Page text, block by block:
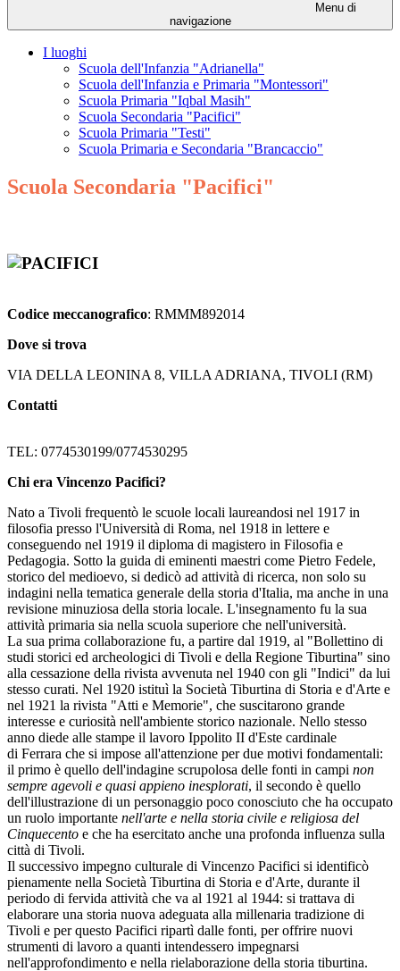
Menu di
navigazione
I luoghi
Scuola dell'Infanzia "Adrianella"
Scuola dell'Infanzia e Primaria "Montessori"
Scuola Primaria "Iqbal Masih"
Scuola Secondaria "Pacifici"
Scuola Primaria "Testi"
Scuola Primaria e Secondaria "Brancaccio"
Scuola Secondaria "Pacifici"
Codice meccanografico: RMMM892014
Dove si trova
VIA DELLA LEONINA 8, VILLA ADRIANA, TIVOLI (RM)
Contatti
TEL: 0774530199/0774530295
Chi era Vincenzo Pacifici?
Nato a Tivoli frequentò le scuole locali laureandosi nel 1917 in
filosofia presso l'Università di Roma, nel 1918 in lettere e
conseguendo nel 1919 il diploma di magistero in Filosofia e
Pedagogia. Sotto la guida di eminenti maestri come Pietro Fedele,
storico del medioevo, si dedicò ad attività di ricerca, non solo su
indagini nella tematica generale della storia d'Italia, ma anche in una
revisione minuziosa della storia locale. L'insegnamento fu la sua
attività primaria sia nella scuola superiore che nell'università.
La sua prima collaborazione fu, a partire dal 1919, al "Bollettino di
studi storici ed archeologici di Tivoli e della Regione Tiburtina" sino
alla cessazione della rivista avvenuta nel 1940 con gli "Indici" da lui
stesso curati. Nel 1920 istituì la Società Tiburtina di Storia e d'Arte e
nel 1921 la rivista "Atti e Memorie", che suscitarono grande
interesse e curiosità nell'ambiente storico nazionale. Nello stesso
anno diede alle stampe il lavoro Ippolito II d'Este cardinale
di Ferrara che si impose all'attenzione per due motivi fondamentali:
il primo è quello dell'indagine scrupolosa delle fonti in campi non
sempre agevoli e quasi appieno inesplorati, il secondo è quello
dell'illustrazione di un personaggio poco conosciuto che ha occupato
un ruolo importante nell'arte e nella storia civile e religiosa del
Cinquecento e che ha esercitato anche una profonda influenza sulla
città di Tivoli.
Il successivo impegno culturale di Vincenzo Pacifici si identificò
pienamente nella Società Tiburtina di Storia e d'Arte, durante il
periodo di fervida attività che va al 1921 al 1944: si trattava di
elaborare una storia nuova adeguata alla millenaria tradizione di
Tivoli e per questo Pacifici ripartì dalle fonti, per offrire nuovi
strumenti di lavoro a quanti intendessero impegnarsi
nell'approfondimento e nella rielaborazione della storia tiburtina.